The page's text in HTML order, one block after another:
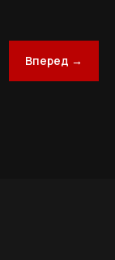
Вперед →